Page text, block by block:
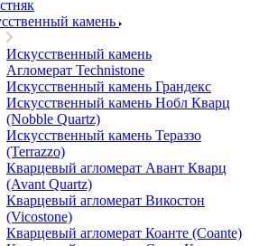
камень
Искусственный камень
Агломерат Technistone
Искусственный камень Грандекс
Искусственный камень Нобл Кварц
(Nobble Quartz)
Искусственный камень Тераззо
(Terrazzo)
Кварцевый агломерат Авант Кварц
(Avant Quartz)
Кварцевый агломерат Викостон
(Vicostone)
Кварцевый агломерат Коанте (Coante)